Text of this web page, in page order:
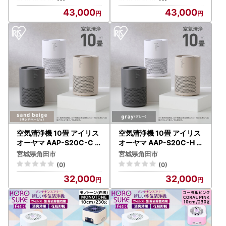
43,000 43,000
空気清浄機 10畳 アイリス
オーヤマ AAP-S20C-C
サンドベージュ ｜ 空気清
浄機 花粉症
宮城県角田市
(0)
32,000
空気清浄機 10畳 アイリス
オーヤマ AAP-S20C-H グ
レー ｜ 空気清浄機 花粉症
宮城県角田市
(0)
32,000